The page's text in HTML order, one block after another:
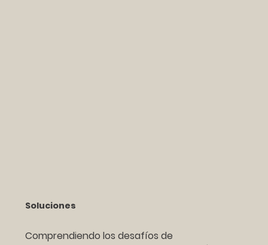
Soluciones
Comprendiendo los desafíos de